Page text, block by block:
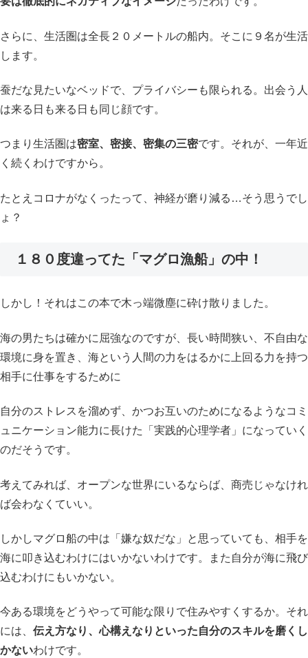
さらに、生活圏は全長２０メートルの船内。そこに９名が生活
します。
蚕だな見たいなベッドで、プライバシーも限られる。出会う人
は来る日も来る日も同じ顔です。
つまり生活圏は密室、密接、密集の三密です。それが、一年近
く続くわけですから。
たとえコロナがなくったって、神経が磨り減る…そう思うでし
ょ？
１８０ 度違ってた「マグロ漁船」の中！
しかし！それはこの本で木っ端微塵に砕け散りました。
海の男たちは確かに屈強なのですが、長い時間狭い、不自由な
環境に身を置き、海という人間の力をはるかに上回る力を持つ
相手に仕事をするために
自分のストレスを溜めず、かつお互いのためになるようなコミ
ュニケーション能力に長けた「実践的心理学者」になっていく
のだそうです。
考えてみれば、オープンな世界にいるならば、商売じゃなけれ
ば会わなくていい。
しかしマグロ船の中は「嫌な奴だな」と思っていても、相手を
海に叩き込むわけにはいかないわけです。また自分が海に飛び
込むわけにもいかない。
今ある環境をどうやって可能な限りで住みやすくするか。それ
には、 伝え方なり、心構えなりといった自分のスキルを磨くし
かないわけです。